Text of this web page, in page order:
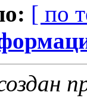
[ по